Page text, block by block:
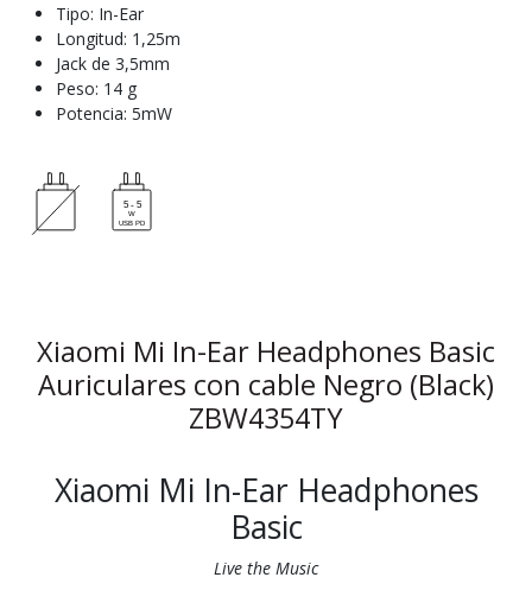
Tipo: In-Ear
Longitud: 1,25m
Jack de 3,5mm
Peso: 14 g
Potencia: 5mW
Xiaomi Mi In-Ear Headphones Basic
Auriculares con cable Negro (Black)
ZBW4354TY
Xiaomi Mi In-Ear Headphones
Basic
Live the Music